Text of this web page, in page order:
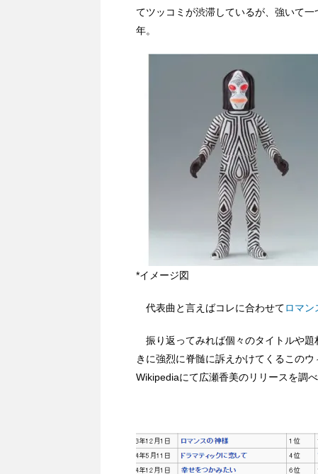
てツッコミが渋滞しているが、強いて一
年。
*イメージ図
代表曲と言えばコレに合わせてロマン
振り返ってみれば個々のタイトルや題
きに強烈に脊髄に訴えかけてくるこの
Wikipediaにて広瀬香美のリリースを調べ